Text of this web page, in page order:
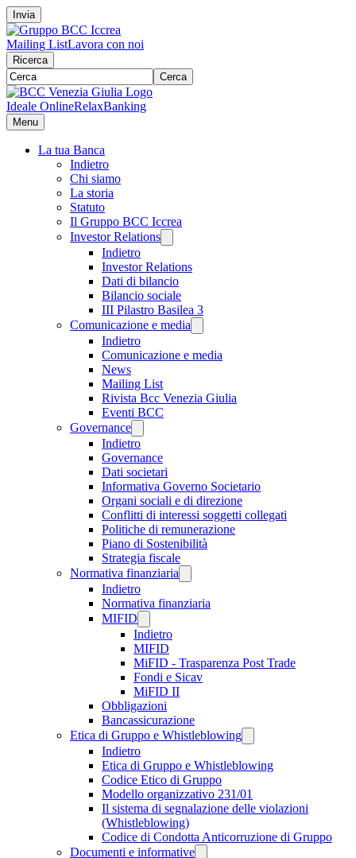
Invia
Mailing ListLavora con noi
Ricerca
Cerca
Ideale OnlineRelaxBanking
Menu
La tua Banca
Indietro
Chi siamo
La storia
Statuto
Il Gruppo BCC Iccrea
Investor Relations
Indietro
Investor Relations
Dati di bilancio
Bilancio sociale
III Pilastro Basilea 3
Comunicazione e media
Indietro
Comunicazione e media
News
Mailing List
Rivista Bcc Venezia Giulia
Eventi BCC
Governance
Indietro
Governance
Dati societari
Informativa Governo Societario
Organi sociali e di direzione
Conflitti di interessi soggetti collegati
Politiche di remunerazione
Piano di Sostenibilità
Strategia fiscale
Normativa finanziaria
Indietro
Normativa finanziaria
MIFID
Indietro
MIFID
MiFID - Trasparenza Post Trade
Fondi e Sicav
MiFID II
Obbligazioni
Bancassicurazione
Etica di Gruppo e Whistleblowing
Indietro
Etica di Gruppo e Whistleblowing
Codice Etico di Gruppo
Modello organizzativo 231/01
Il sistema di segnalazione delle violazioni
(Whistleblowing)
Codice di Condotta Anticorruzione di Gruppo
Documenti e informative